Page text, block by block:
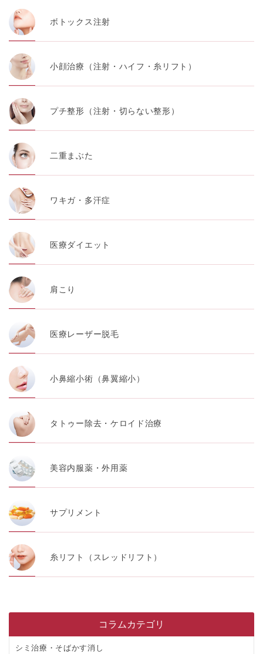
ボトックス注射
小顔治療（注射・ハイフ・糸リフト）
プチ整形（注射・切らない整形）
二重まぶた
ワキガ・多汗症
医療ダイエット
肩こり
医療レーザー脱毛
小鼻縮小術（鼻翼縮小）
タトゥー除去・ケロイド治療
美容内服薬・外用薬
サプリメント
糸リフト（スレッドリフト）
コラムカテゴリ
シミ治療・そばかす消し